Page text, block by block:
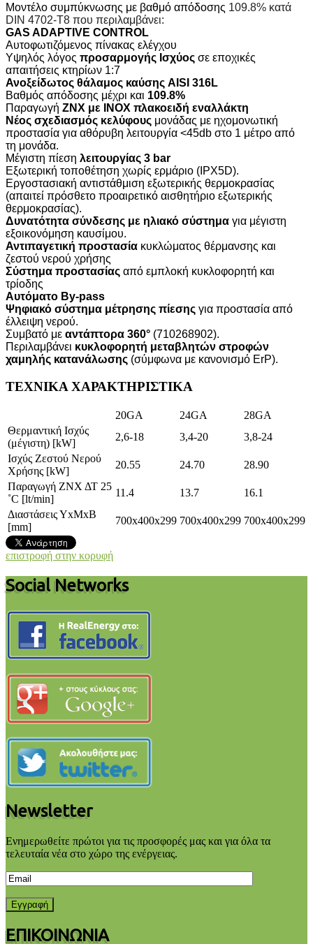
Μοντέλο συμπύκνωσης με βαθμό απόδοσης 109.8% κατά
DIN 4702-Τ8 που περιλαμβάνει:
GAS ADAPTIVE CONTROL
Αυτοφωτιζόμενος πίνακας ελέγχου
Υψηλός λόγος προσαρμογής Ισχύος σε εποχικές
απαιτήσεις κτηρίων 1:7
Ανοξείδωτος θάλαμος καύσης AISI 316L
Βαθμός απόδοσης μέχρι και 109.8%
Παραγωγή ΖΝΧ με ΙΝΟΧ πλακοειδή εναλλάκτη
Νέος σχεδιασμός κελύφους μονάδας με ηχομονωτική
προστασία για αθόρυβη λειτουργία <45db στο 1 μέτρο από
τη μονάδα.
Μέγιστη πίεση λειτουργίας 3 bar
Εξωτερική τοποθέτηση χωρίς ερμάριο (IPX5D).
Εργοστασιακή αντιστάθμιση εξωτερικής θερμοκρασίας
(απαιτεί πρόσθετο προαιρετικό αισθητήριο εξωτερικής
θερμοκρασίας).
Δυνατότητα σύνδεσης με ηλιακό σύστημα για μέγιστη
εξοικονόμηση καυσίμου.
Αντιπαγετική προστασία κυκλώματος θέρμανσης και
ζεστού νερού χρήσης
Σύστημα προστασίας από εμπλοκή κυκλοφορητή και
τρίοδης
Αυτόματο By-pass
Ψηφιακό σύστημα μέτρησης πίεσης για προστασία από
έλλειψη νερού.
Συμβατό με αντάπτορα 360° (710268902).
Περιλαμβάνει κυκλοφορητή μεταβλητών στροφών
χαμηλής κατανάλωσης (σύμφωνα με κανονισμό ErP).
ΤΕΧΝΙΚΑ ΧΑΡΑΚΤΗΡΙΣΤΙΚΑ
20GA 24GA
28GA
Θερμαντική Ισχύς
(μέγιστη) [kW]
2,6-18 3,4-20
3,8-24
Ισχύς Ζεστού Νερού
Χρήσης [kW]
20.55 24.70
28.90
Παραγωγή ΖΝΧ ΔΤ 25
˚C [lt/min]
11.4 13.7
16.1
Διαστάσεις ΥxΜxΒ
[mm]
700x400x299 700x400x299 700x400x299
επιστροφή στην κορυφή
Social Networks
Newsletter
Ενημερωθείτε πρώτοι για τις προσφορές μας και για όλα τα
τελευταία νέα στο χώρο της ενέργειας.
ΕΠΙΚΟΙΝΩΝΙΑ